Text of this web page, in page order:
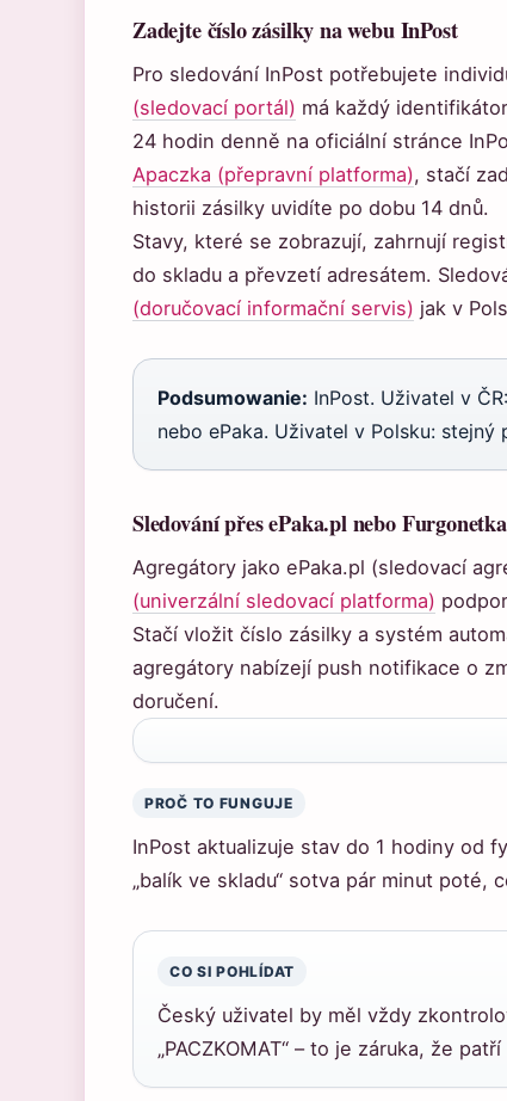
Zadejte číslo zásilky na webu InPost
Pro sledování InPost potřebujete
(sledovací portál) má každý
24 hodin denně na oficiální stránce
Apaczka (přepravní platforma), stačí
historii zásilky uvidíte po dobu 14 dnů.
Stavy, které se zobrazují, zahrnují
do skladu a převzetí adresátem.
(doručovací informační servis) jak v
Podsumowanie: InPost. Uživatel v
nebo ePaka. Uživatel v Polsku:
Sledování přes ePaka.pl nebo
Agregátory jako ePaka.pl (sledovací
(univerzální sledovací platforma)
Stačí vložit číslo zásilky a systém
agregátory nabízejí push notifikace o
doručení.
PROČ TO FUNGUJE
InPost aktualizuje stav do 1 hodiny od
„balík ve skladu“ sotva pár minut poté,
CO SI POHLÍDAT
Český uživatel by měl vždy
„PACZKOMAT“ – to je záruka, že